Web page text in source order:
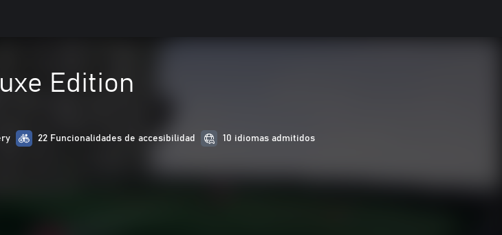
Edition
22 Funcionalidades de accesibilidad 10 idiomas admitidos